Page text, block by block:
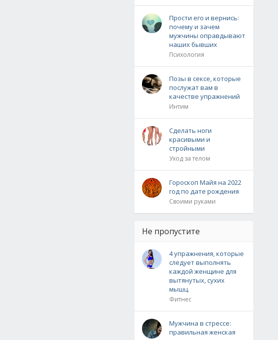
Прости его и вернись:
почему и зачем
мужчины оправдывают
наших бывших
Психология
Позы в сексе, которые
послужат вам в
качестве упражнений
Интим
Сделать ноги
красивыми и
стройными
Уход за телом
Гороскоп Майя на 2022
год по дате рождения
Своими руками
Не пропустите
4 упражнения, которые
следует выполнять
каждой женщине для
вытянутых, сухих
мышц.
Фитнес
Мужчина в стрессе:
правильная женская